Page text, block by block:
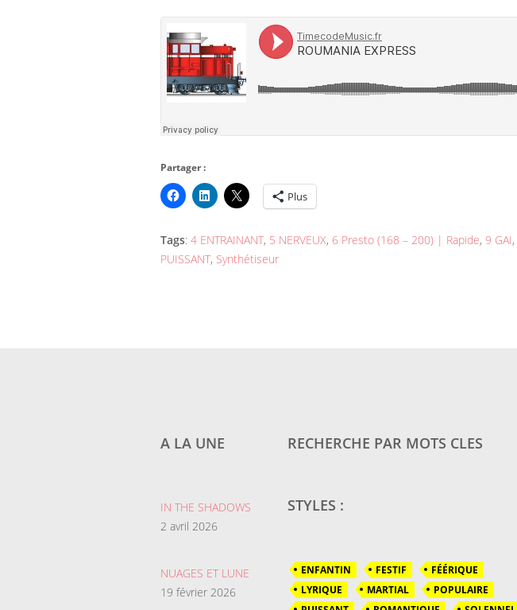
Partager :
Plus
Tags: 4 ENTRAINANT, 5 NERVEUX, 6 Presto (168 – 200) | Rapide, 9 GAI,
PUISSANT, Synthétiseur
A LA UNE
IN THE SHADOWS
2 avril 2026
NUAGES ET LUNE
19 février 2026
RECHERCHE PAR MOTS CLES
STYLES :
ENFANTIN FESTIF
FÉÉRIQUE
LYRIQUE
MARTIAL
POPULAIRE